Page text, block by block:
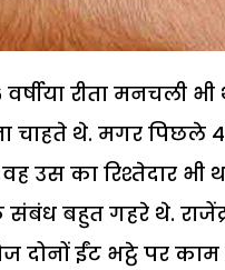
वर्षीया रीता मनचली
चाहते थे. मगर पिछले
वह उस का रिश्तेदार
संबंध बहुत गहरे थे.
दोनों ईंट भट्ठे पर